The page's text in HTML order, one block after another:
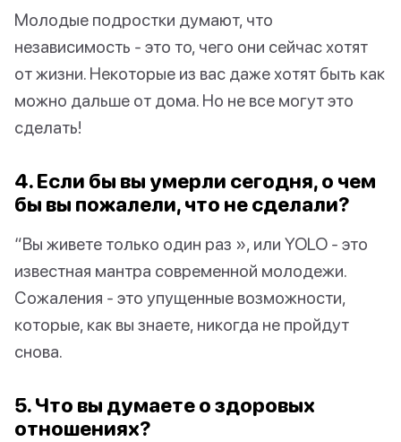
Молодые подростки думают, что
независимость - это то, чего они сейчас хотят
от жизни. Некоторые из вас даже хотят быть как
можно дальше от дома. Но не все могут это
сделать!
4. Если бы вы умерли сегодня, о чем
бы вы пожалели, что не сделали?
“Вы живете только один раз », или YOLO - это
известная мантра современной молодежи.
Сожаления - это упущенные возможности,
которые, как вы знаете, никогда не пройдут
снова.
5. Что вы думаете о здоровых
отношениях?